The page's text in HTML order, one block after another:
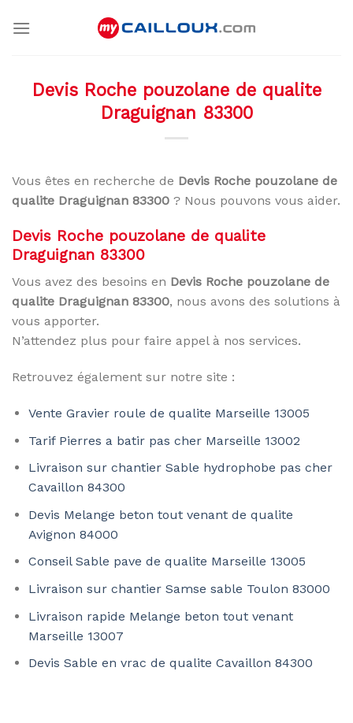
Devis Roche pouzolane de qualite
Draguignan 83300
Vous êtes en recherche de Devis Roche pouzolane de
qualite Draguignan 83300 ? Nous pouvons vous aider.
Devis Roche pouzolane de qualite
Draguignan 83300
Vous avez des besoins en Devis Roche pouzolane de
qualite Draguignan 83300, nous avons des solutions à
vous apporter.
N’attendez plus pour faire appel à nos services.
Retrouvez également sur notre site :
Vente Gravier roule de qualite Marseille 13005
Tarif Pierres a batir pas cher Marseille 13002
Livraison sur chantier Sable hydrophobe pas cher
Cavaillon 84300
Devis Melange beton tout venant de qualite
Avignon 84000
Conseil Sable pave de qualite Marseille 13005
Livraison sur chantier Samse sable Toulon 83000
Livraison rapide Melange beton tout venant
Marseille 13007
Devis Sable en vrac de qualite Cavaillon 84300